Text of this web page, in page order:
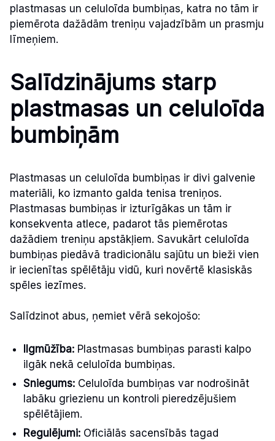
plastmasas un celuloīda bumbiņas, katra no tām ir
piemērota dažādām treniņu vajadzībām un prasmju
līmeņiem.
Salīdzinājums starp
plastmasas un celuloīda
bumbiņām
Plastmasas un celuloīda bumbiņas ir divi galvenie
materiāli, ko izmanto galda tenisa treniņos.
Plastmasas bumbiņas ir izturīgākas un tām ir
konsekventa atlece, padarot tās piemērotas
dažādiem treniņu apstākļiem. Savukārt celuloīda
bumbiņas piedāvā tradicionālu sajūtu un bieži vien
ir iecienītas spēlētāju vidū, kuri novērtē klasiskās
spēles iezīmes.
Salīdzinot abus, ņemiet vērā sekojošo:
Ilgmūžība: Plastmasas bumbiņas parasti kalpo
ilgāk nekā celuloīda bumbiņas.
Sniegums: Celuloīda bumbiņas var nodrošināt
labāku griezienu un kontroli pieredzējušiem
spēlētājiem.
Regulējumi: Oficiālās sacensībās tagad